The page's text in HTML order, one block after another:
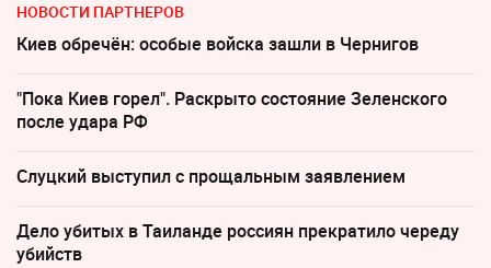
НОВОСТИ ПАРТНЕРОВ
Киев обречён: особые войска зашли в Чернигов
"Пока Киев горел". Раскрыто состояние Зеленского
после удара РФ
Слуцкий выступил с прощальным заявлением
Дело убитых в Таиланде россиян прекратило череду
убийств